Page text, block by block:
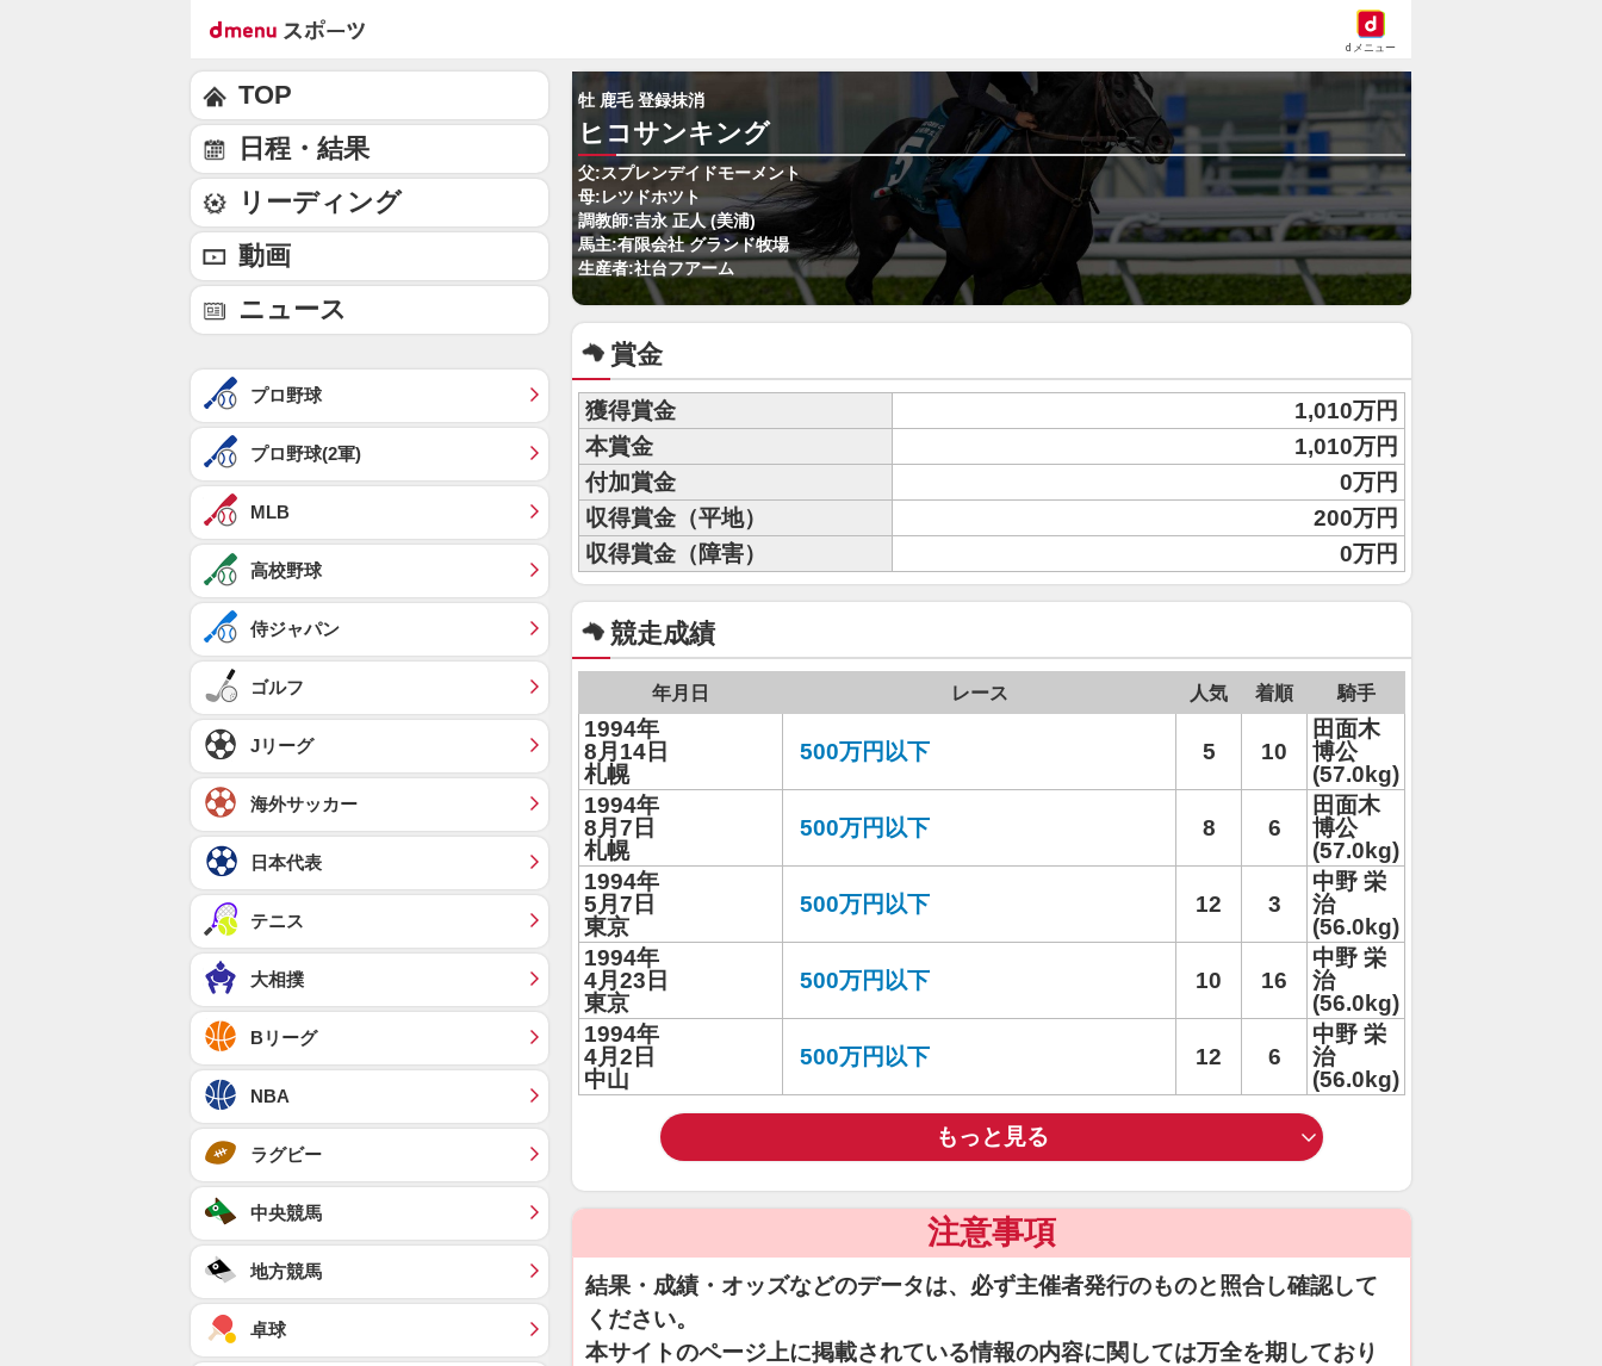
dメニュー
牡 鹿毛 登録抹消
ヒコサンキング
父:スプレンデイドモーメント
母:レツドホツト
調教師:吉永 正人 (美浦)
馬主:有限会社 グランド牧場
生産者:社台フアーム
賞金
獲得賞金
1,010万円
本賞金
1,010万円
付加賞金
0万円
収得賞金（平地）
200万円
収得賞金（障害）
0万円
競走成績
年月日 レース 人気 着順 騎手
1994年
8月14日
札幌
500万円以下 5 10
田面木
博公
(57.0kg)
1994年
8月7日
札幌
500万円以下 8 6
田面木
博公
(57.0kg)
1994年
5月7日
東京
500万円以下 12 3
中野 栄
治
(56.0kg)
1994年
4月23日
東京
500万円以下 10 16
中野 栄
治
(56.0kg)
1994年
4月2日
中山
500万円以下 12 6
中野 栄
治
(56.0kg)
もっと見る
注意事項
結果・成績・オッズなどのデータは、必ず主催者発行のものと照合し確認して
ください。
本サイトのページ上に掲載されている情報の内容に関しては万全を期しており
TOP
日程・結果
リーディング
動画
ニュース
プロ野球
プロ野球(2軍)
MLB
高校野球
侍ジャパン
ゴルフ
Jリーグ
海外サッカー
日本代表
テニス
大相撲
Bリーグ
NBA
ラグビー
中央競馬
地方競馬
卓球